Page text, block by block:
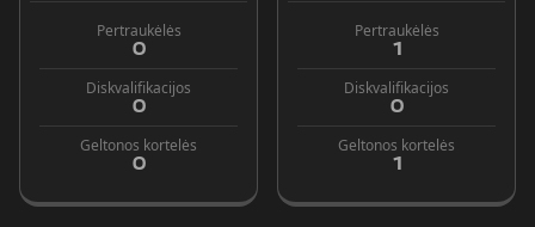
Pertraukėlės
0
Diskvalifikacijos
0
Geltonos kortelės
0
Pertraukėlės
1
Diskvalifikacijos
0
Geltonos kortelės
1